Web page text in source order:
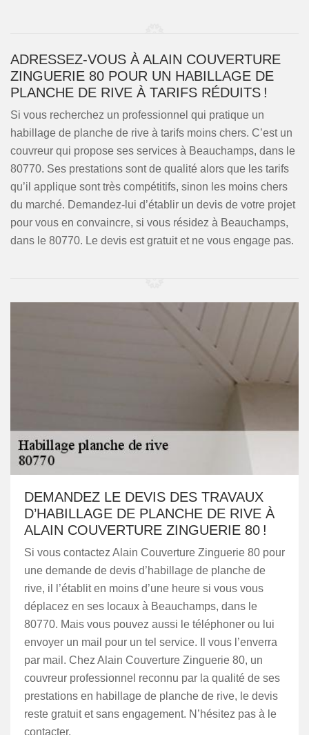
ADRESSEZ-VOUS À ALAIN COUVERTURE
ZINGUERIE 80 POUR UN HABILLAGE DE
PLANCHE DE RIVE À TARIFS RÉDUITS !
Si vous recherchez un professionnel qui pratique un
habillage de planche de rive à tarifs moins chers. C’est un
couvreur qui propose ses services à Beauchamps, dans le
80770. Ses prestations sont de qualité alors que les tarifs
qu’il applique sont très compétitifs, sinon les moins chers
du marché. Demandez-lui d’établir un devis de votre projet
pour vous en convaincre, si vous résidez à Beauchamps,
dans le 80770. Le devis est gratuit et ne vous engage pas.
DEMANDEZ LE DEVIS DES TRAVAUX
D’HABILLAGE DE PLANCHE DE RIVE À
ALAIN COUVERTURE ZINGUERIE 80 !
Si vous contactez Alain Couverture Zinguerie 80 pour
une demande de devis d’habillage de planche de
rive, il l’établit en moins d’une heure si vous vous
déplacez en ses locaux à Beauchamps, dans le
80770. Mais vous pouvez aussi le téléphoner ou lui
envoyer un mail pour un tel service. Il vous l’enverra
par mail. Chez Alain Couverture Zinguerie 80, un
couvreur professionnel reconnu par la qualité de ses
prestations en habillage de planche de rive, le devis
reste gratuit et sans engagement. N’hésitez pas à le
contacter.